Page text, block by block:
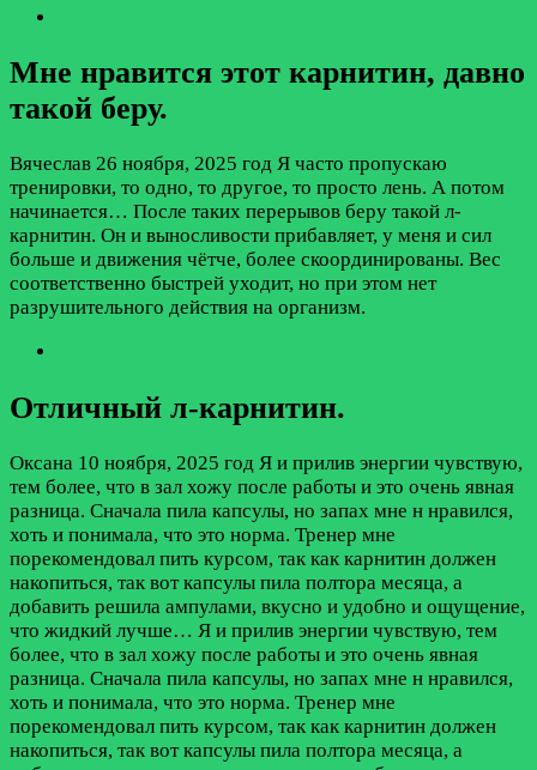
Мне нравится этот карнитин, давно
такой беру.
Вячеслав 26 ноября, 2025 год Я часто пропускаю
тренировки, то одно, то другое, то просто лень. А потом
начинается… После таких перерывов беру такой л-
карнитин. Он и выносливости прибавляет, у меня и сил
больше и движения чётче, более скоординированы. Вес
соответственно быстрей уходит, но при этом нет
разрушительного действия на организм.
Отличный л-карнитин.
Оксана 10 ноября, 2025 год Я и прилив энергии чувствую,
тем более, что в зал хожу после работы и это очень явная
разница. Сначала пила капсулы, но запах мне н нравился,
хоть и понимала, что это норма. Тренер мне
порекомендовал пить курсом, так как карнитин должен
накопиться, так вот капсулы пила полтора месяца, а
добавить решила ампулами, вкусно и удобно и ощущение,
что жидкий лучше… Я и прилив энергии чувствую, тем
более, что в зал хожу после работы и это очень явная
разница. Сначала пила капсулы, но запах мне н нравился,
хоть и понимала, что это норма. Тренер мне
порекомендовал пить курсом, так как карнитин должен
накопиться, так вот капсулы пила полтора месяца, а